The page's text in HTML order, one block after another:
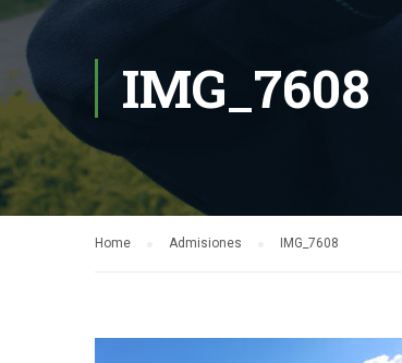
IMG_7608
Home Admisiones IMG_7608